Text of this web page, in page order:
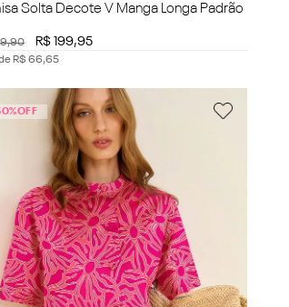
Solta Decote V Manga Longa Padrão
,90 R$ 199,95
R$ 66,65
OFF